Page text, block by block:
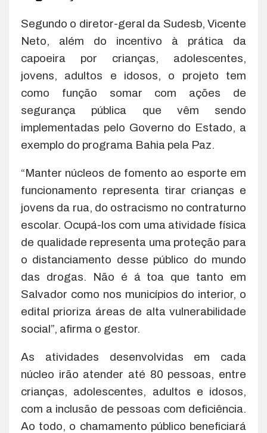
Segundo o diretor-geral da Sudesb, Vicente
Neto, além do incentivo à prática da
capoeira por crianças, adolescentes,
jovens, adultos e idosos, o projeto tem
como função somar com ações de
segurança pública que vêm sendo
implementadas pelo Governo do Estado, a
exemplo do programa Bahia pela Paz.
“Manter núcleos de fomento ao esporte em
funcionamento representa tirar crianças e
jovens da rua, do ostracismo no contraturno
escolar. Ocupá-los com uma atividade física
de qualidade representa uma proteção para
o distanciamento desse público do mundo
das drogas. Não é á toa que tanto em
Salvador como nos municípios do interior, o
edital prioriza áreas de alta vulnerabilidade
social”, afirma o gestor.
As atividades desenvolvidas em cada
núcleo irão atender até 80 pessoas, entre
crianças, adolescentes, adultos e idosos,
com a inclusão de pessoas com deficiência.
Ao todo, o chamamento público beneficiará